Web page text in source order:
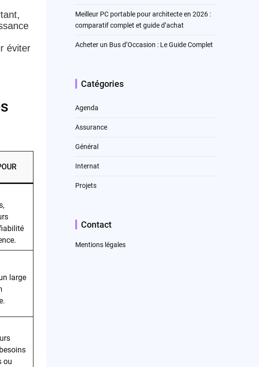
éviter
large
ou
Meilleur PC portable pour architecte en 2026 :
comparatif complet et guide d’achat
Acheter un Bus d’Occasion : Le Guide Complet
Catégories
Agenda
Assurance
Général
Internat
Projets
Contact
Mentions légales